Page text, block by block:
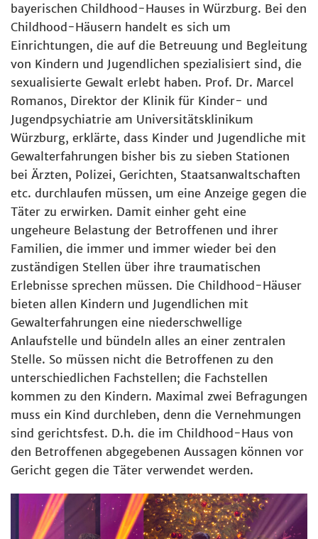
bayerischen Childhood-Hauses in Würzburg. Bei den
Childhood-Häusern handelt es sich um
Einrichtungen, die auf die Betreuung und Begleitung
von Kindern und Jugendlichen spezialisiert sind, die
sexualisierte Gewalt erlebt haben. Prof. Dr. Marcel
Romanos, Direktor der Klinik für Kinder- und
Jugendpsychiatrie am Universitätsklinikum
Würzburg, erklärte, dass Kinder und Jugendliche mit
Gewalterfahrungen bisher bis zu sieben Stationen
bei Ärzten, Polizei, Gerichten, Staatsanwaltschaften
etc. durchlaufen müssen, um eine Anzeige gegen die
Täter zu erwirken. Damit einher geht eine
ungeheure Belastung der Betroffenen und ihrer
Familien, die immer und immer wieder bei den
zuständigen Stellen über ihre traumatischen
Erlebnisse sprechen müssen. Die Childhood-Häuser
bieten allen Kindern und Jugendlichen mit
Gewalterfahrungen eine niederschwellige
Anlaufstelle und bündeln alles an einer zentralen
Stelle. So müssen nicht die Betroffenen zu den
unterschiedlichen Fachstellen; die Fachstellen
kommen zu den Kindern. Maximal zwei Befragungen
muss ein Kind durchleben, denn die Vernehmungen
sind gerichtsfest. D.h. die im Childhood-Haus von
den Betroffenen abgegebenen Aussagen können vor
Gericht gegen die Täter verwendet werden.